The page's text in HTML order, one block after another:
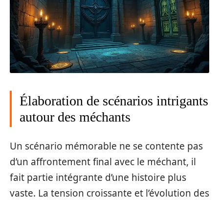
Élaboration de scénarios intrigants
autour des méchants
Un scénario mémorable ne se contente pas
d’un affrontement final avec le méchant, il
fait partie intégrante d’une histoire plus
vaste. La tension croissante et l’évolution des